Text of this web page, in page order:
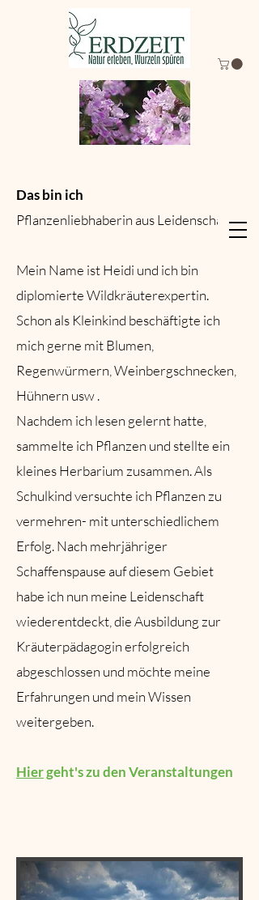
Das bin ich
Pflanzenliebhaberin aus Leidenschaft​
Mein Name ist Heidi und ich bin
diplomierte Wildkräuterexpertin.
Schon als Kleinkind beschäftigte ich
mich gerne mit Blumen,
Regenwürmern, Weinbergschnecken,
Hühnern usw .
Nachdem ich lesen gelernt hatte,
sammelte ich Pflanzen und stellte ein
kleines Herbarium zusammen. Als
Schulkind versuchte ich Pflanzen zu
vermehren- mit unterschiedlichem
Erfolg. Nach mehrjähriger
Schaffenspause auf diesem Gebiet
habe ich nun meine Leidenschaft
wiederentdeckt, die Ausbildung zur
Kräuterpädagogin erfolgreich
abgeschlossen und möchte meine
Erfahrungen und mein Wissen
weitergeben​.
Hiergeht's zu den Veranstaltungen